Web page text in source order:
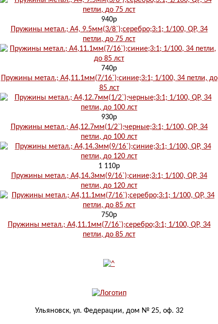
940р
Пружины метал.; А4, 9.5мм(3/8`);серебро;3:1; 1/100, QP, 34
петли, до 75 лст
740р
Пружины метал.; А4,11.1мм(7/16`);синие;3:1; 1/100, 34 петли, до
85 лст
930р
Пружины метал.; А4,12.7мм(1/2`);черные;3:1; 1/100, QP, 34
петли, до 100 лст
1 110р
Пружины метал.; А4,14.3мм(9/16`);синие;3:1; 1/100, QP, 34
петли, до 120 лст
750р
Пружины метал.; А4,11.1мм(7/16`);серебро;3:1; 1/100, QP, 34
петли, до 85 лст
Ульяновск, ул. Федерации, дом № 25, оф. 32